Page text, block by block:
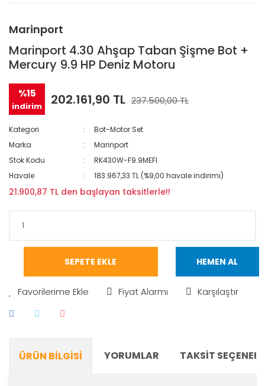
Marinport
Marinport 4.30 Ahşap Taban Şişme Bot +
Mercury 9.9 HP Deniz Motoru
%15
indirim 202.161,90 TL 237.500,00 TL
Kategori
Bot-Motor Set
Marka
Marinport
Stok Kodu
RK430W-F9.9MEFI
Havale
183.967,33 TL (%9,00 havale indirimi)
21.900,87 TL den başlayan taksitlerle!!
SEPETE EKLE HEMEN AL
Fiyat Alarmı Karşılaştır
ÜRÜN BILGISI YORUMLAR TAKSIT